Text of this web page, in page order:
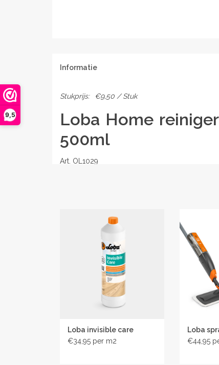
9,5
Informatie
Stukprijs: €9,50 / Stuk
Loba Home
500ml
Art. OL1029
Verzorg je gelakte parketvloeren op een
oplossingen voor thuisgebruik. Deze
en verzorging van gelakt parket, zodat je
reiniging en bescherming voor je gelakte
LOBA Home reiniger voor gelakt parket -
Eigenschappen
Ideaal voor intensieve en
Sneldrogend zonder strepen
Biologisch afbreekbaar, zonder microplastics
Loba invisible care
€34,95
Loba
€44,95